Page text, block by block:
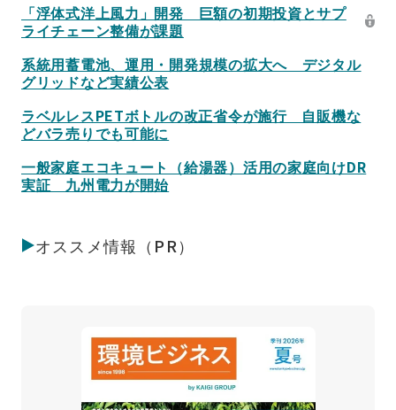
「浮体式洋上風力」開発 巨額の初期投資とサプ
ライチェーン整備が課題
系統用蓄電池、運用・開発規模の拡大へ デジタル
グリッドなど実績公表
ラベルレスPETボトルの改正省令が施行 自販機な
どバラ売りでも可能に
一般家庭エコキュート（給湯器）活用の家庭向けDR
実証 九州電力が開始
オススメ情報（PR）